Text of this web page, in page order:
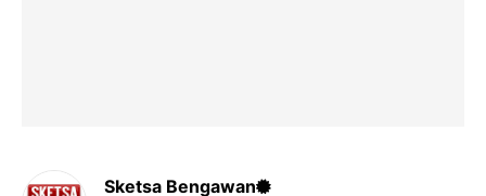
Sketsa Bengawan